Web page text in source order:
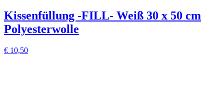
Kissenfüllung -FILL- Weiß 30 x 50 cm
Polyesterwolle
€ 10,50